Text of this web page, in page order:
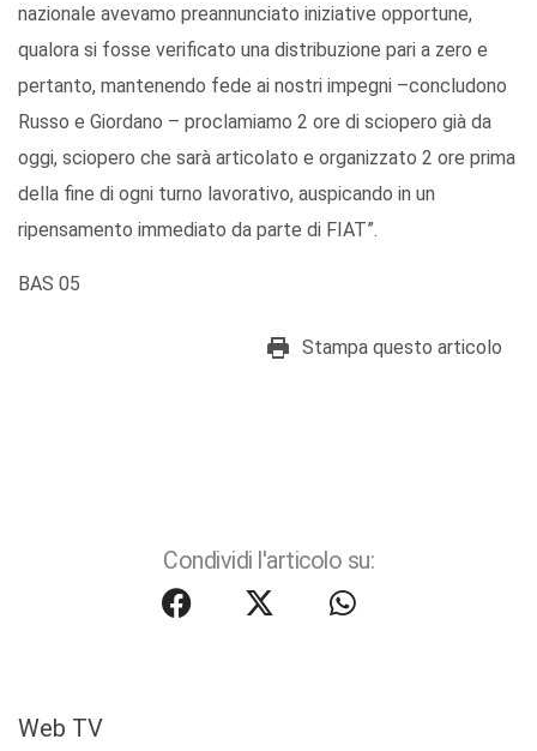
nazionale avevamo preannunciato iniziative opportune,
qualora si fosse verificato una distribuzione pari a zero e
pertanto, mantenendo fede ai nostri impegni –concludono
Russo e Giordano – proclamiamo 2 ore di sciopero già da
oggi, sciopero che sarà articolato e organizzato 2 ore prima
della fine di ogni turno lavorativo, auspicando in un
ripensamento immediato da parte di FIAT”.
BAS 05
Stampa questo articolo
Condividi l'articolo su:
Web TV